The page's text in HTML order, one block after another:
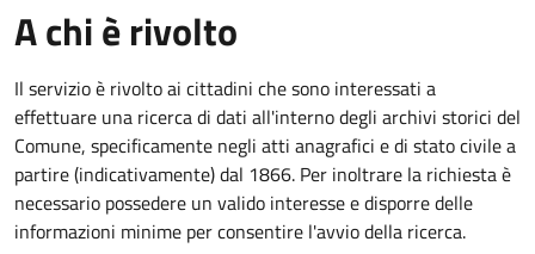
A chi è rivolto
Il servizio è rivolto ai cittadini che sono interessati a
effettuare una ricerca di dati all'interno degli archivi storici del
Comune, specificamente negli atti anagrafici e di stato civile a
partire (indicativamente) dal 1866. Per inoltrare la richiesta è
necessario possedere un valido interesse e disporre delle
informazioni minime per consentire l'avvio della ricerca.